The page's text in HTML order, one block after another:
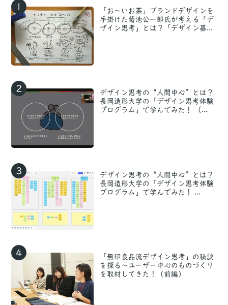
1
「お〜いお茶」ブランドデザインを
手掛けた菊池公一郎氏が考える「デ
ザイン思考」とは？「デザイン基...
2
デザイン思考の“人間中心”とは？
長岡造形大学の「デザイン思考体験
プログラム」で学んでみた！ （...
3
デザイン思考の“人間中心”とは？
長岡造形大学の「デザイン思考体験
プログラム」で学んでみた！ ...
4
「無印良品流デザイン思考」の秘訣
を探る〜ユーザー中心のものづくり
を取材してきた！（前編）